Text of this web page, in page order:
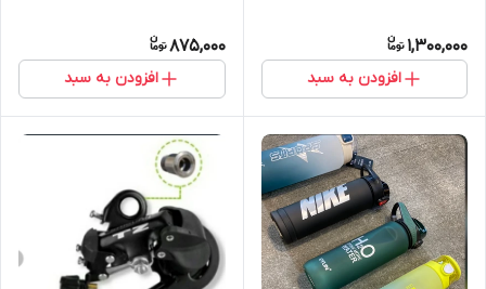
1,300,000
افزودن به سبد
875,000
افزودن به سبد